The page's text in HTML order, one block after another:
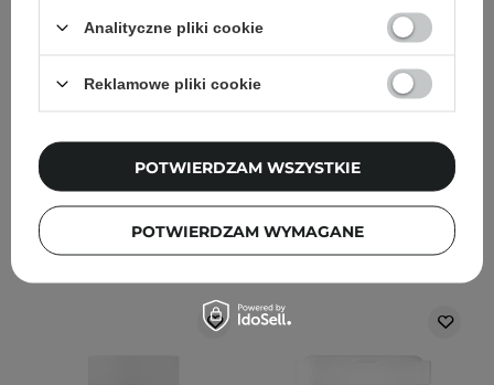
Krem do Twarzy z
Cholesterolem - 80ml
149,00 zł
DODAJ DO KOSZYKA
Cleansing Foam -
Pianka do Twarzy - 150ml
52,20 zł
DODAJ DO KOSZYKA
Analityczne pliki cookie
Reklamowe pliki cookie
POTWIERDZAM WYMAGANE
POTWIERDZAM WSZYSTKIE